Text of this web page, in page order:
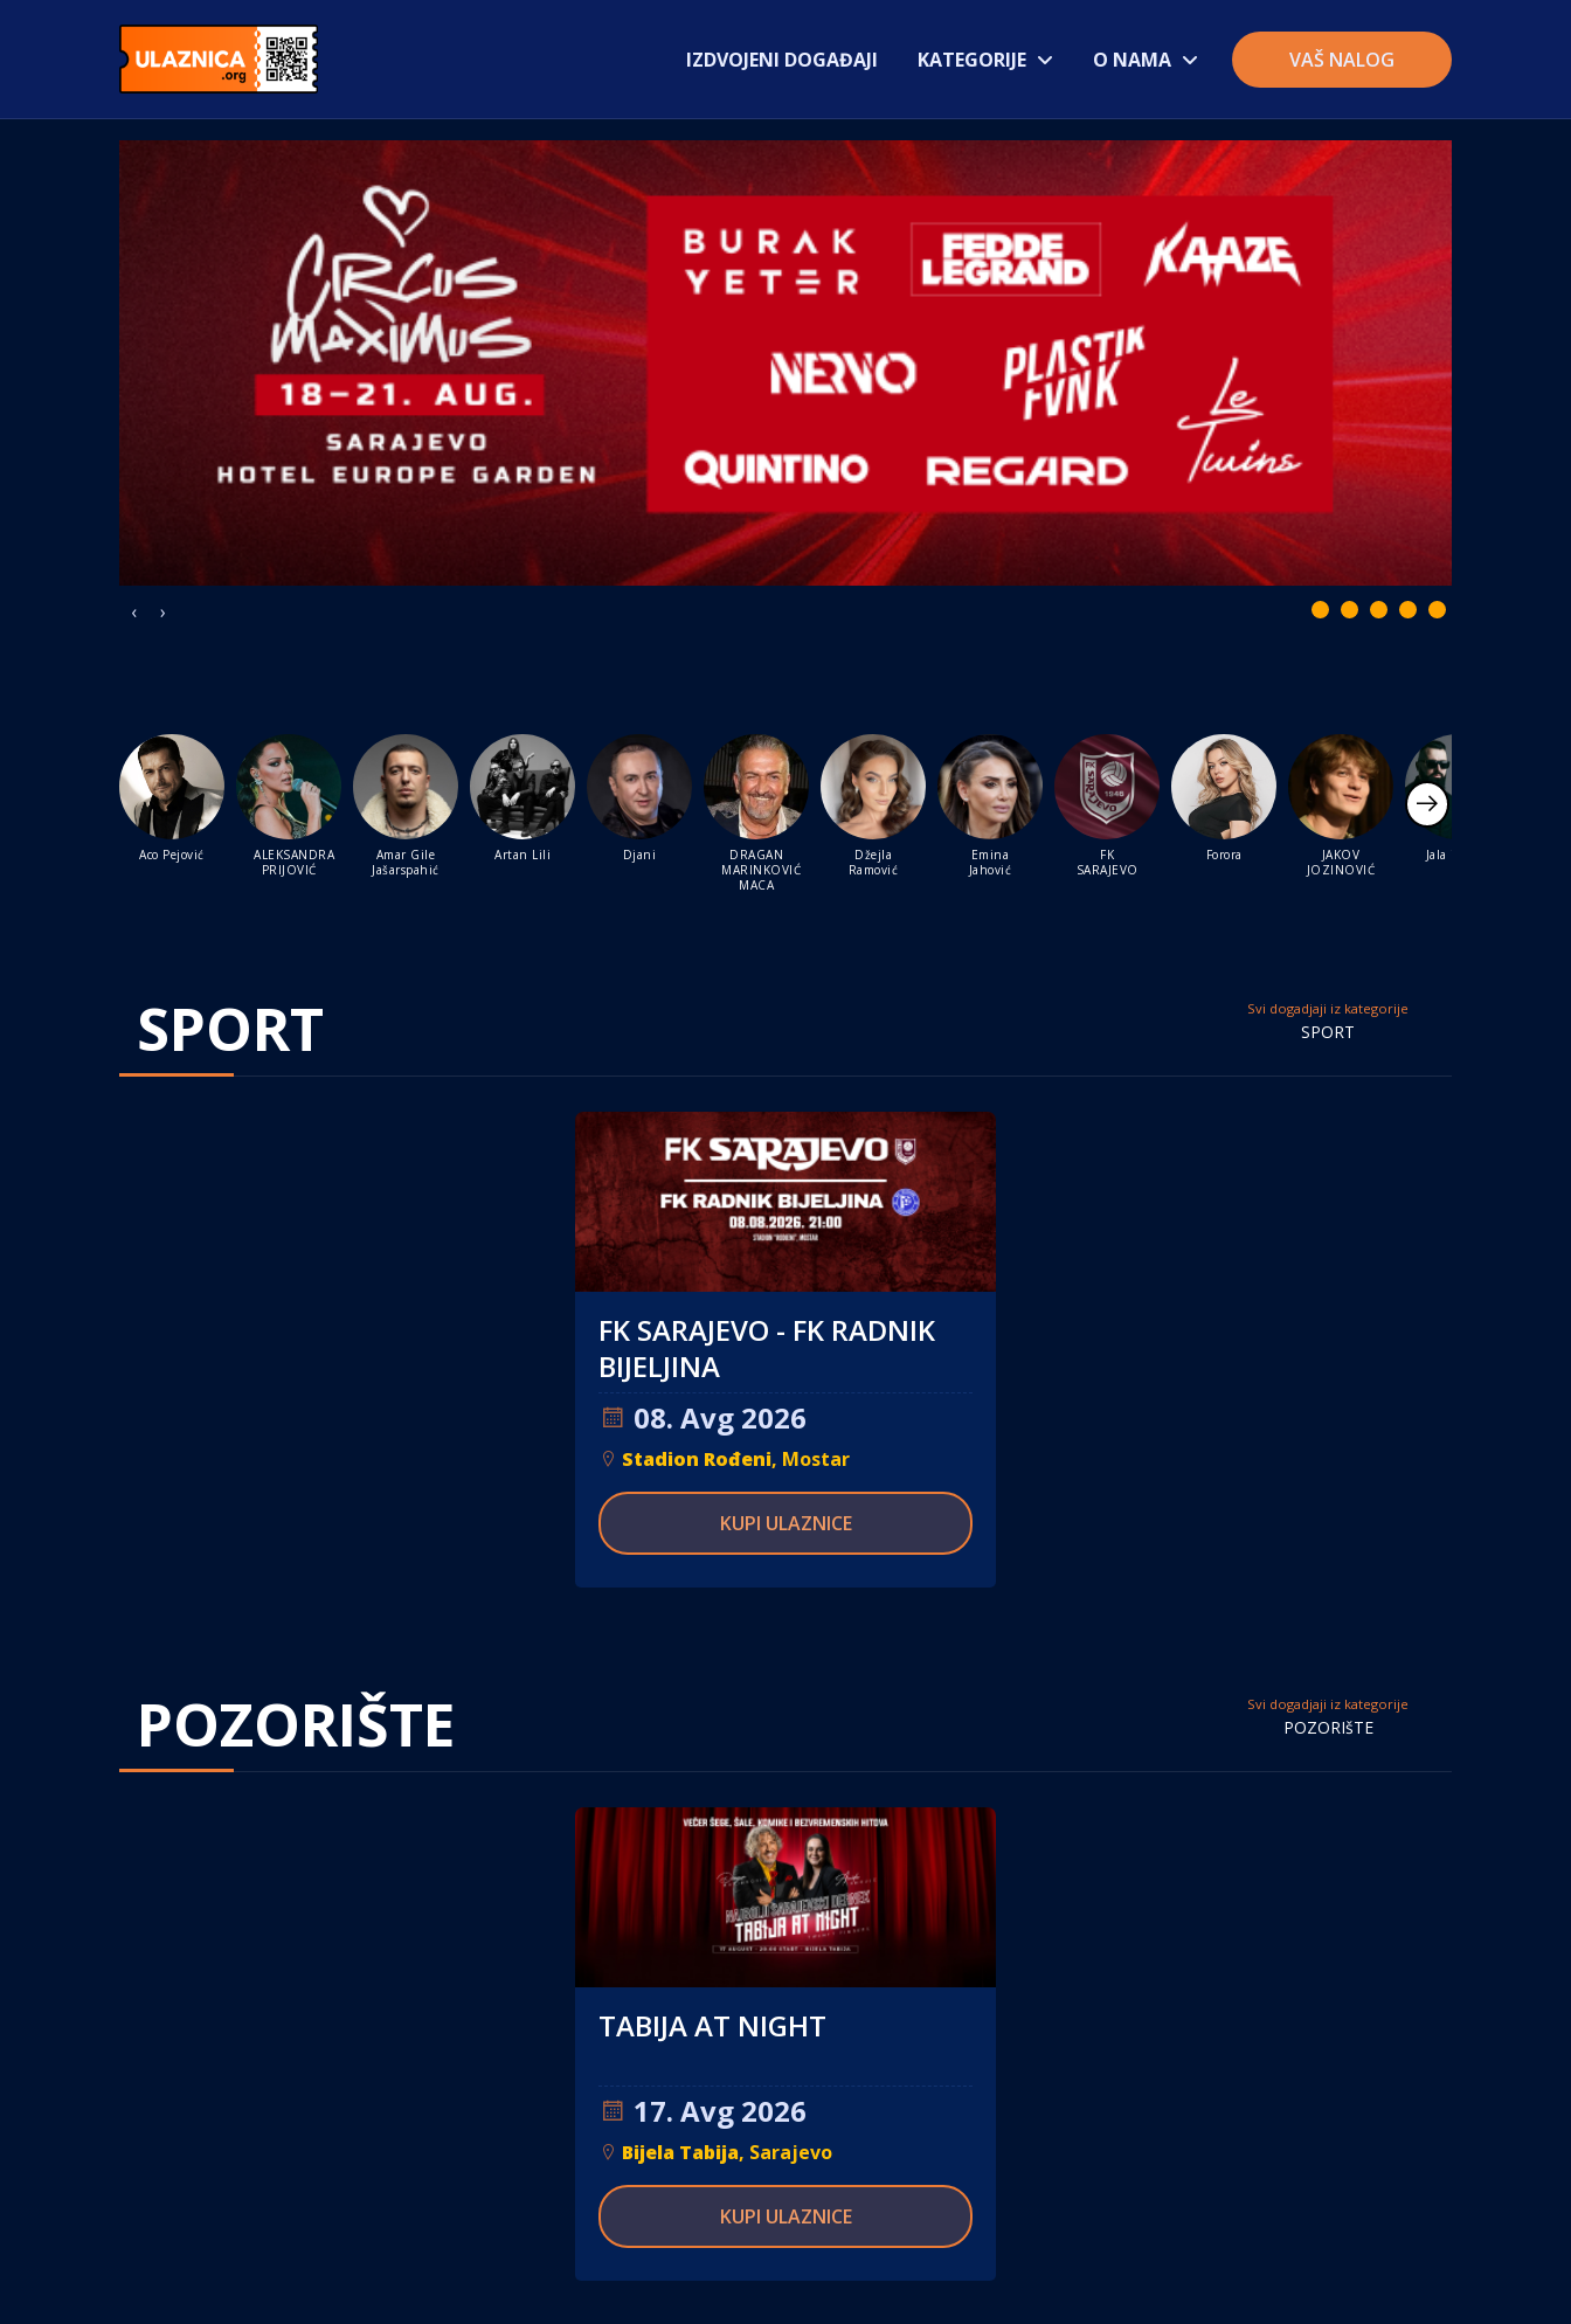
IZDVOJENI DOGAĐAJI KATEGORIJE O NAMA VAŠ NALOG
‹ ›
Aco Pejović
ALEKSANDRA
PRIJOVIĆ
Amar Gile
Jašarspahić
Artan Lili Djani
DRAGAN
MARINKOVIĆ
MACA
Džejla
Ramović
Emina
Jahović
FK
SARAJEVO
Forora
JAKOV
JOZINOVIĆ
Jala i Buba
SPORT Svi dogadjaji iz kategorije
SPORT
FK SARAJEVO - FK RADNIK
BIJELJINA
08. Avg 2026
Stadion Rođeni, Mostar
KUPI ULAZNICE
POZORIŠTE Svi dogadjaji iz kategorije
POZORIšTE
TABIJA AT NIGHT
17. Avg 2026
Bijela Tabija, Sarajevo
KUPI ULAZNICE